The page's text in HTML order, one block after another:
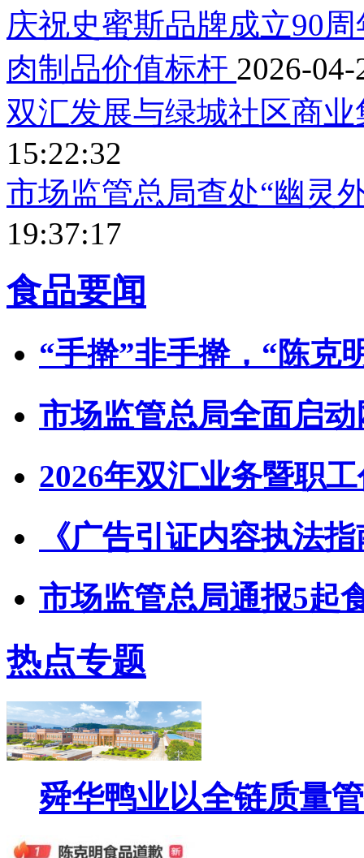
庆祝史蜜斯品牌成立90
肉制品价值标杆 2026-
双汇发展与绿城社区商
15:22:32
市场监管总局查处“幽灵
19:37:17
食品要闻
“手擀”非手擀，“陈克
市场监管总局全面启
2026年双汇业务暨职
《广告引证内容执法
市场监管总局通报5起
热点专题
舜华鸭业以全链质量